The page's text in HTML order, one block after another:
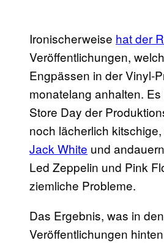
Ironischerweise hat der
Veröffentlichungen,
Engpässen in der Vinyl-
monatelang anhalten.
Store Day der
noch lächerlich
Jack White und
Led Zeppelin und Pink
ziemliche Probleme.
Das Ergebnis, was in
Veröffentlichungen